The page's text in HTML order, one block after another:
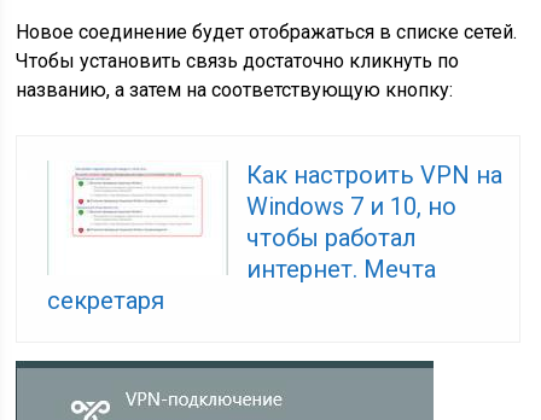
Новое соединение будет отображаться в списке сетей.
Чтобы установить связь достаточно кликнуть по
названию, а затем на соответствующую кнопку:
Как настроить VPN на
Windows 7 и 10, но
чтобы работал
интернет. Мечта
секретаря